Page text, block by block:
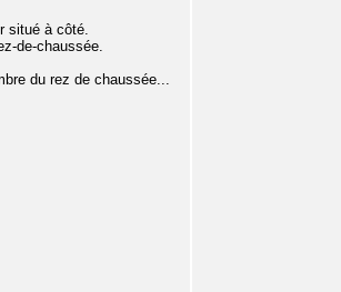
situé à côté.
de-chaussée.
du rez de chaussée...